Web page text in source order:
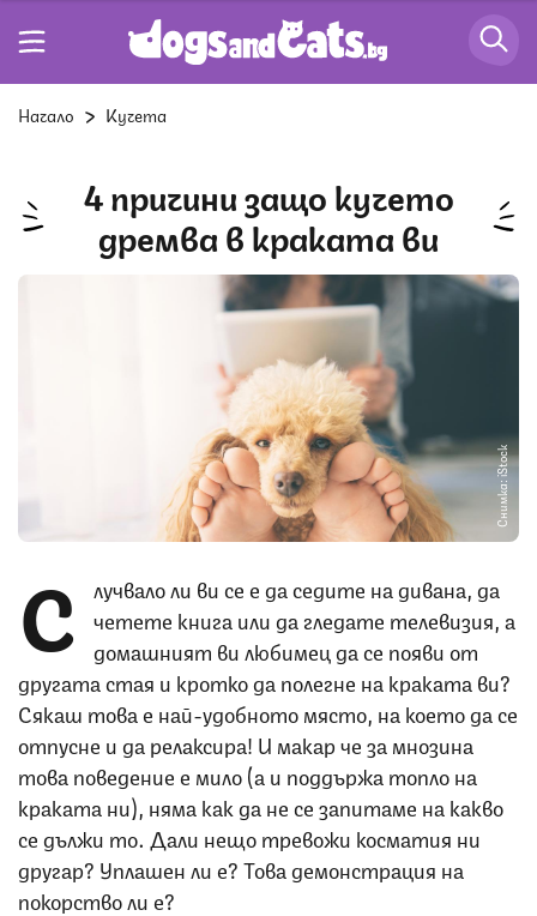
Начало Кучета
4 причини защо кучето
дремва в краката ви
Снимка: iStock
С
лучвало ли ви се е да седите на дивана, да
четете книга или да гледате телевизия, а
домашният ви любимец да се появи от
другата стая и кротко да полегне на краката ви?
Сякаш това е най-удобното място, на което да се
отпусне и да релаксира! И макар че за мнозина
това поведение е мило (а и поддържа топло на
краката ни), няма как да не се запитаме на какво
се дължи то. Дали нещо тревожи косматия ни
другар? Уплашен ли е? Това демонстрация на
покорство ли е?